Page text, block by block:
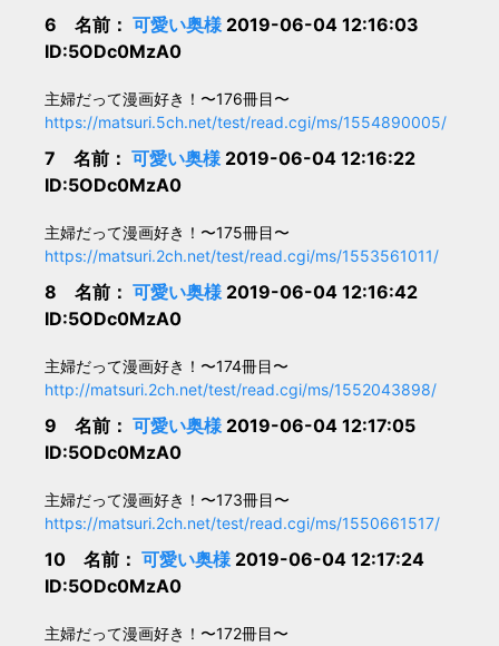
6 名前： 可愛い奥様2019-06-04 12:16:03
ID:5ODc0MzA0
主婦だって漫画好き！〜176冊目〜
https://matsuri.5ch.net/test/read.cgi/ms/1554890005/
7 名前： 可愛い奥様2019-06-04 12:16:22
ID:5ODc0MzA0
主婦だって漫画好き！〜175冊目〜
https://matsuri.2ch.net/test/read.cgi/ms/1553561011/
8 名前： 可愛い奥様2019-06-04 12:16:42
ID:5ODc0MzA0
主婦だって漫画好き！〜174冊目〜
http://matsuri.2ch.net/test/read.cgi/ms/1552043898/
9 名前： 可愛い奥様2019-06-04 12:17:05
ID:5ODc0MzA0
主婦だって漫画好き！〜173冊目〜
https://matsuri.2ch.net/test/read.cgi/ms/1550661517/
10 名前： 可愛い奥様2019-06-04 12:17:24
ID:5ODc0MzA0
主婦だって漫画好き！〜172冊目〜